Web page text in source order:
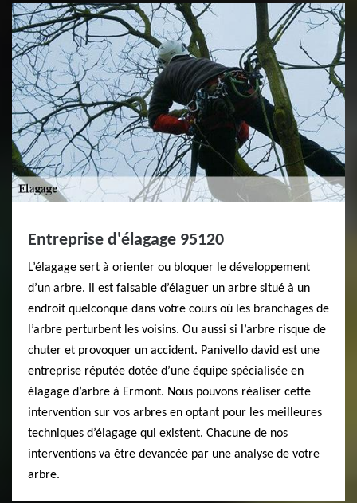
Entreprise d'élagage 95120
L’élagage sert à orienter ou bloquer le développement
d’un arbre. Il est faisable d’élaguer un arbre situé à un
endroit quelconque dans votre cours où les branchages de
l’arbre perturbent les voisins. Ou aussi si l’arbre risque de
chuter et provoquer un accident. Panivello david est une
entreprise réputée dotée d’une équipe spécialisée en
élagage d’arbre à Ermont. Nous pouvons réaliser cette
intervention sur vos arbres en optant pour les meilleures
techniques d’élagage qui existent. Chacune de nos
interventions va être devancée par une analyse de votre
arbre.